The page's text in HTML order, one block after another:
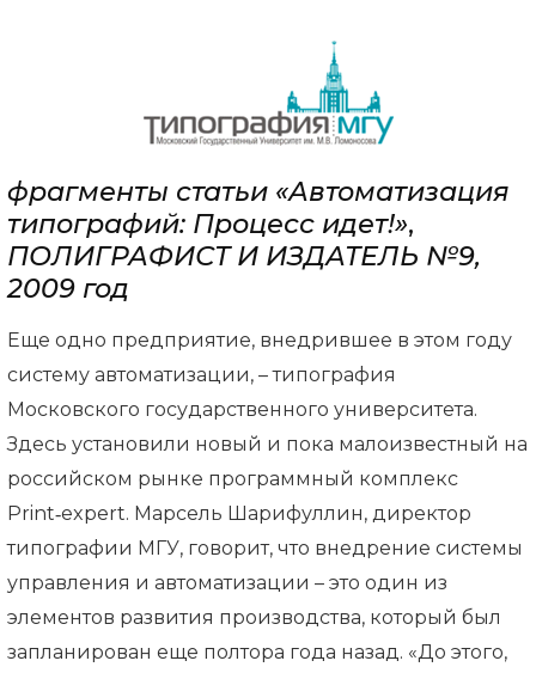
фрагменты статьи «Автоматизация
типографий: Процесс идет!»,
ПОЛИГРАФИСТ И ИЗДАТЕЛЬ №9,
2009 год
Еще одно предприятие, внедрившее в этом году
систему автоматизации, – типография
Московского государственного университета.
Здесь установили новый и пока малоизвестный на
российском рынке программный комплекс
Print‑expert. Марсель Шарифуллин, директор
типографии МГУ, говорит, что внедрение системы
управления и автоматизации – это один из
элементов развития производства, который был
запланирован еще полтора года назад. «До этого,